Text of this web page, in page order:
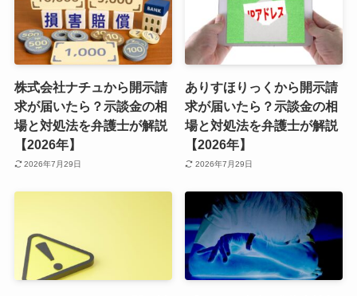
株式会社ナチュから開示請
求が届いたら？示談金の相
場と対処法を弁護士が解説
【2026年】
2026年7月29日
ありすほりっくから開示請
求が届いたら？示談金の相
場と対処法を弁護士が解説
【2026年】
2026年7月29日